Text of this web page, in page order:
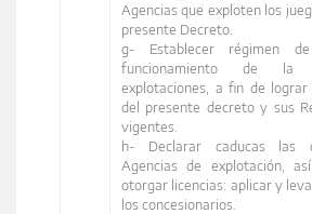
Agencias que exploten los
presente Decreto.
g- Establecer régimen
funcionamiento de la
explotaciones, a fin de
del presente decreto y sus
vigentes.
h- Declarar caducas las
Agencias de explotación,
otorgar licencias: aplicar y
los concesionarios.